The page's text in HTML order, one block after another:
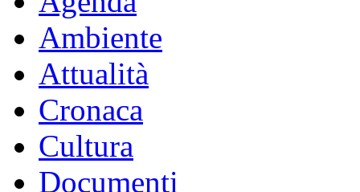
Ambiente
Attualità
Cronaca
Cultura
Documenti